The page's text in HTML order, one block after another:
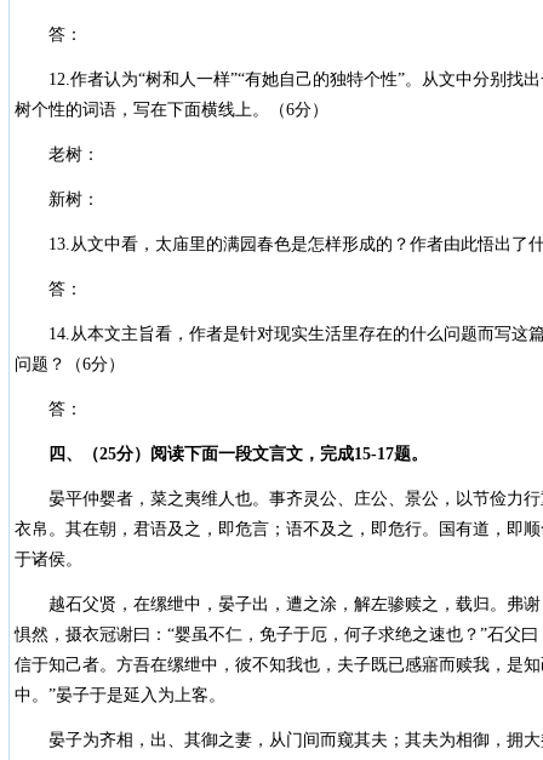
答：
12.作者认为“树和人一样”“有她自己的独特个性”。从文中分别找
树个性的词语，写在下面横线上。（6分）
老树：
新树：
13.从文中看，太庙里的满园春色是怎样形成的？作者由此悟出了
答：
14.从本文主旨看，作者是针对现实生活里存在的什么问题而写这
问题？（6分）
答：
四、（25分）阅读下面一段文言文，完成15-17题。
晏平仲婴者，菜之夷维人也。事齐灵公、庄公、景公，以节俭力行
衣帛。其在朝，君语及之，即危言；语不及之，即危行。国有道，即
于诸侯。
越石父贤，在缧绁中，晏子出，遭之涂，解左骖赎之，载归。弗谢
惧然，摄衣冠谢曰：“婴虽不仁，免子于厄，何子求绝之速也？”石父
信于知己者。方吾在缧绁中，彼不知我也，夫子既已感寤而赎我，是
中。”晏子于是延入为上客。
晏子为齐相，出、其御之妻，从门间而窥其夫；其夫为相御，拥大